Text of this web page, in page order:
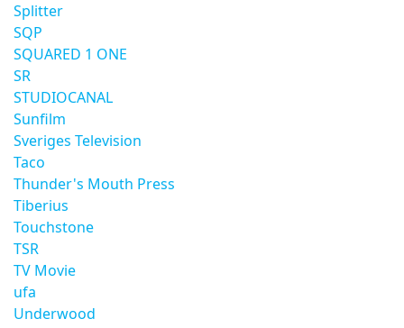
Splitter
SQP
SQUARED 1 ONE
SR
STUDIOCANAL
Sunfilm
Sveriges Television
Taco
Thunder's Mouth Press
Tiberius
Touchstone
TSR
TV Movie
ufa
Underwood